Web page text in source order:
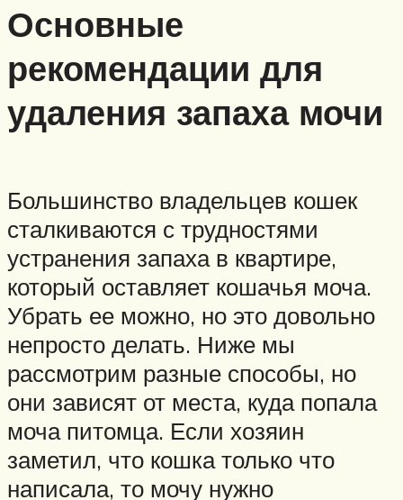
Основные
рекомендации для
удаления запаха мочи
Большинство владельцев кошек
сталкиваются с трудностями
устранения запаха в квартире,
который оставляет кошачья моча.
Убрать ее можно, но это довольно
непросто делать. Ниже мы
рассмотрим разные способы, но
они зависят от места, куда попала
моча питомца. Если хозяин
заметил, что кошка только что
написала, то мочу нужно